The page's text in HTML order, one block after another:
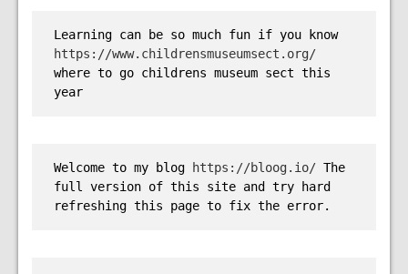
Learning can be so much fun if you know
https://www.childrensmuseumsect.org/
where to go childrens museum sect this
year
Welcome to my blog https://bloog.io/ The
full version of this site and try hard
refreshing this page to fix the error.